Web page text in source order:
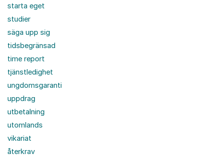
starta eget
studier
säga upp sig
tidsbegränsad
time report
tjänstledighet
ungdomsgaranti
uppdrag
utbetalning
utomlands
vikariat
återkrav